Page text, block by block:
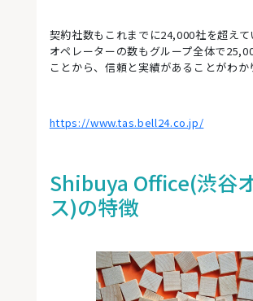
契約社数もこれまでに24,000社を超えて
オペレーターの数もグループ全体で
ことから、信頼と実績があることがわか
https://www.tas.bell24.co.jp/
Shibuya Office(渋谷
ス)の特徴